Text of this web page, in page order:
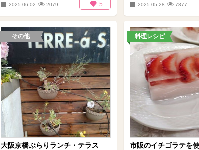
2025.06.02 2079 5 2025.05.28 7877
その他
大阪京橋ぶらりランチ・テラス
料理レシピ
市販のイチゴラテを